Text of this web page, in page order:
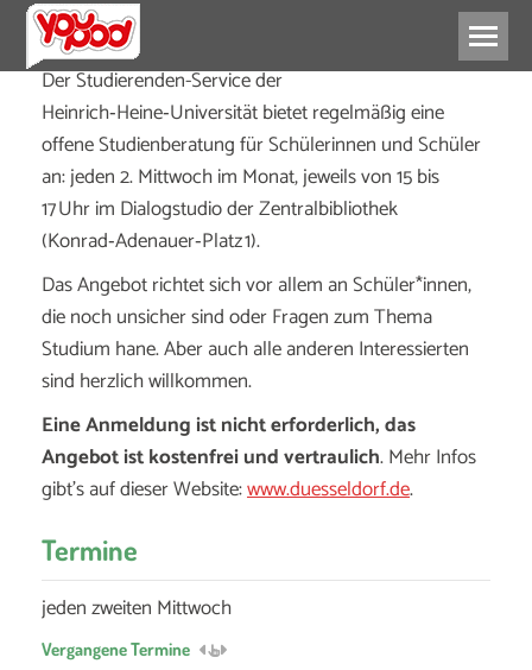
Der Studierenden-Service der
Heinrich‑Heine‑Universität bietet regelmäßig eine
offene Studienberatung für Schülerinnen und Schüler
an: jeden 2. Mittwoch im Monat, jeweils von 15 bis
17 Uhr im Dialogstudio der Zentralbibliothek
(Konrad‑Adenauer‑Platz 1).
Das Angebot richtet sich vor allem an Schüler*innen,
die noch unsicher sind oder Fragen zum Thema
Studium hane. Aber auch alle anderen Interessierten
sind herzlich willkommen.
Eine Anmeldung ist nicht erforderlich, das
Angebot ist kostenfrei und vertraulich. Mehr Infos
gibt’s auf dieser Website:www.duesseldorf.de.
Termine
jeden zweiten Mittwoch
Vergangene Termine